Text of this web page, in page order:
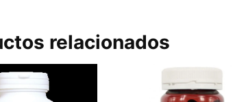
relacionados